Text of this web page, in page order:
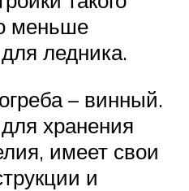
меньше
ледника.
– винный.
хранения
имеет свои
и